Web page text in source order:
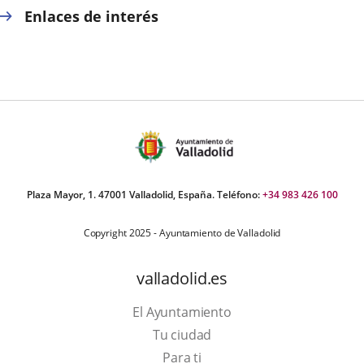
Enlaces de interés
Plaza Mayor, 1. 47001 Valladolid, España. Teléfono:+34 983 426 100
Copyright 2025 - Ayuntamiento de Valladolid
valladolid.es
El Ayuntamiento
Tu ciudad
Para ti